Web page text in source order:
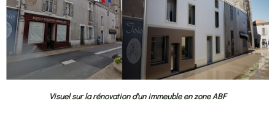
Visuel sur la rénovation d'un immeuble en zone ABF